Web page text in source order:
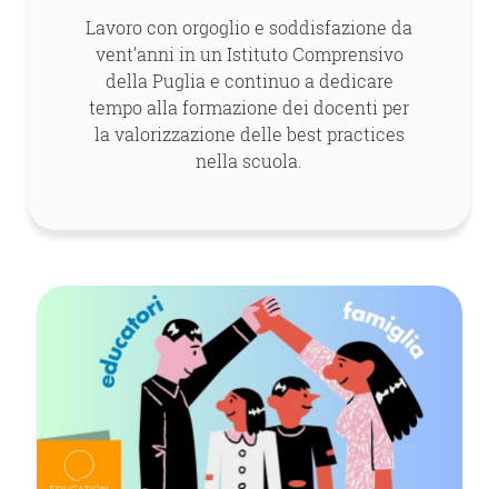
Lavoro con orgoglio e soddisfazione da
vent’anni in un Istituto Comprensivo
della Puglia e continuo a dedicare
tempo alla formazione dei docenti per
la valorizzazione delle best practices
nella scuola.